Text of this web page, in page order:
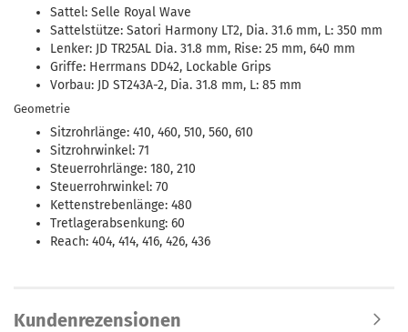
Sattel: Selle Royal Wave
Sattelstütze: Satori Harmony LT2, Dia. 31.6 mm, L: 350 mm
Lenker: JD TR25AL Dia. 31.8 mm, Rise: 25 mm, 640 mm
Griffe: Herrmans DD42, Lockable Grips
Vorbau: JD ST243A-2, Dia. 31.8 mm, L: 85 mm
Geometrie
Sitzrohrlänge: 410, 460, 510, 560, 610
Sitzrohrwinkel: 71
Steuerrohrlänge: 180, 210
Steuerrohrwinkel: 70
Kettenstrebenlänge: 480
Tretlagerabsenkung: 60
Reach: 404, 414, 416, 426, 436
Kundenrezensionen